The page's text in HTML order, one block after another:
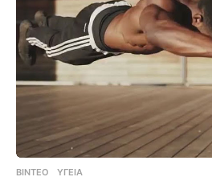
ΒΊΝΤΕΟ ΥΓΕΊΑ